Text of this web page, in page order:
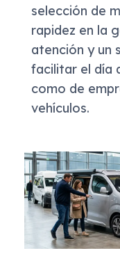
selección de
rapidez en la
atención y un
facilitar el día
como de
vehículos.